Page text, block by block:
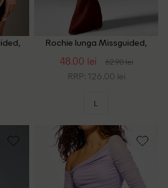
Rochie lunga Missguided,
48.00 lei 62.90 lei
RRP: 126.00 lei
L